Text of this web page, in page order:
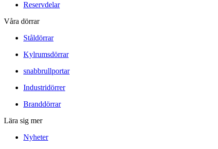
Reservdelar
Våra dörrar
Ståldörrar
Kylrumsdörrar
snabbrullportar
Industridörrer
Branddörrar
Lära sig mer
Nyheter